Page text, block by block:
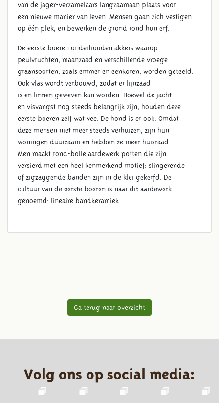
van de jager-verzamelaars langzaamaan plaats voor
een nieuwe manier van leven. Mensen gaan zich vestigen
op één plek, en bewerken de grond rond hun erf.
De eerste boeren onderhouden akkers waarop
peulvruchten, maanzaad en verschillende vroege
graansoorten, zoals emmer en eenkoren, worden geteeld.
Ook vlas wordt verbouwd, zodat er lijnzaad
is en linnen geweven kan worden. Hoewel de jacht
en visvangst nog steeds belangrijk zijn, houden deze
eerste boeren zelf wat vee. De hond is er ook. Omdat
deze mensen niet meer steeds verhuizen, zijn hun
woningen duurzaam en hebben ze meer huisraad.
Men maakt rond-bolle aardewerk potten die zijn
versierd met een heel kenmerkend motief: slingerende
of zigzaggende banden zijn in de klei gekerfd. De
cultuur van de eerste boeren is naar dit aardewerk
genoemd: lineaire bandkeramiek..
Ga terug naar overzicht
Volg ons op social media: